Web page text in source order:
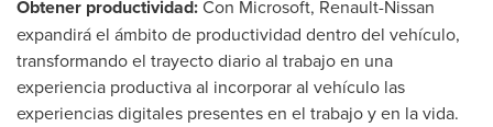
Obtener productividad:Con Microsoft, Renault-Nissan
expandirá el ámbito de productividad dentro del vehículo,
transformando el trayecto diario al trabajo en una
experiencia productiva al incorporar al vehículo las
experiencias digitales presentes en el trabajo y en la vida.